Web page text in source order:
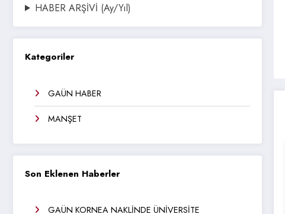
HABER ARŞİVİ (Ay/Yıl)
Kategoriler
GAÜN HABER
MANŞET
Son Eklenen Haberler
GAÜN KORNEA NAKLİNDE ÜNİVERSİTE